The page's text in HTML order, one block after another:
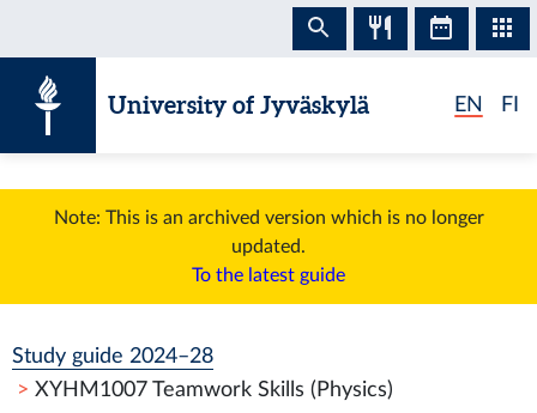
University of Jyväskylä EN FI
Note: This is an archived version which is no longer
updated.
To the latest guide
Study guide 2024–28
XYHM1007 Teamwork Skills (Physics)